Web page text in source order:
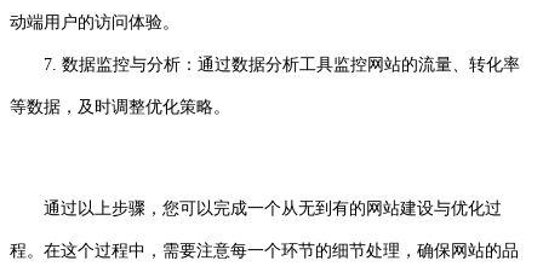
动端用户的访问体验。
7. 数据监控与分析：通过数据分析工具监控网站的流量、转化率
等数据，及时调整优化策略。
通过以上步骤，您可以完成一个从无到有的网站建设与优化过
程。在这个过程中，需要注意每一个环节的细节处理，确保网站的品